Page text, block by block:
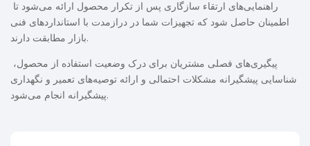
اطمینان حاصل شود که تجهیزات شما در درازمدت با استانداردهای فنی
بازار مطابقت دارند.
شناسایی پیشگیرانه مشکلات احتمالی و ارائه توصیه‌های تعمیر و نگهداری
پیشگیرانه انجام می‌شود.